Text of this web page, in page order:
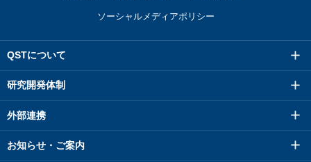
ソーシャルメディアポリシー
QSTについて
研究開発体制
外部連携
お知らせ・ご案内